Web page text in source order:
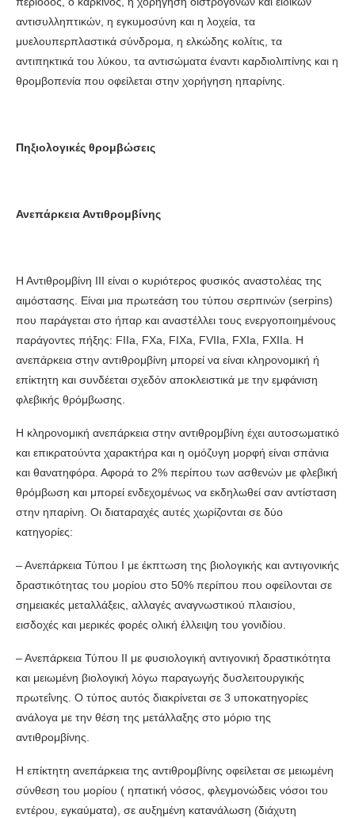
αντισυλληπτικών, η εγκυμοσύνη και η λοχεία, τα
μυελουπερπλαστικά σύνδρομα, η ελκώδης κολίτις, τα
αντιπηκτικά του λύκου, τα αντισώματα έναντι καρδιολιπίνης και η
θρομβοπενία που οφείλεται στην χορήγηση ηπαρίνης.
Πηξιολογικές θρομβώσεις
Ανεπάρκεια Αντιθρομβίνης
Η Αντιθρομβίνη ΙΙΙ είναι ο κυριότερος φυσικός αναστολέας της
αιμόστασης. Είναι μια πρωτεάση του τύπου σερπινών (serpins)
που παράγεται στο ήπαρ και αναστέλλει τους ενεργοποιημένους
παράγοντες πήξης: FIIa, FXa, FIXa, FVIIa, FXIa, FXIIa. Η
ανεπάρκεια στην αντιθρομβίνη μπορεί να είναι κληρονομική ή
επίκτητη και συνδέεται σχεδόν αποκλειστικά με την εμφάνιση
φλεβικής θρόμβωσης.
Η κληρονομική ανεπάρκεια στην αντιθρομβίνη έχει αυτοσωματικό
και επικρατούντα χαρακτήρα και η ομόζυγη μορφή είναι σπάνια
και θανατηφόρα. Αφορά το 2% περίπου των ασθενών με φλεβική
θρόμβωση και μπορεί ενδεχομένως να εκδηλωθεί σαν αντίσταση
στην ηπαρίνη. Οι διαταραχές αυτές χωρίζονται σε δύο
κατηγορίες:
– Ανεπάρκεια Τύπου Ι με έκπτωση της βιολογικής και αντιγονικής
δραστικότητας του μορίου στο 50% περίπου που οφείλονται σε
σημειακές μεταλλάξεις, αλλαγές αναγνωστικού πλαισίου,
εισδοχές και μερικές φορές ολική έλλειψη του γονιδίου.
– Ανεπάρκεια Τύπου ΙΙ με φυσιολογική αντιγονική δραστικότητα
και μειωμένη βιολογική λόγω παραγωγής δυσλειτουργικής
πρωτεΐνης. Ο τύπος αυτός διακρίνεται σε 3 υποκατηγορίες
ανάλογα με την θέση της μετάλλαξης στο μόριο της
αντιθρομβίνης.
Η επίκτητη ανεπάρκεια της αντιθρομβίνης οφείλεται σε μειωμένη
σύνθεση του μορίου ( ηπατική νόσος, φλεγμονώδεις νόσοι του
εντέρου, εγκαύματα), σε αυξημένη κατανάλωση (διάχυτη